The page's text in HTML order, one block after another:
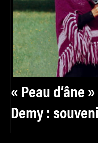
« Peau d’âne
Demy :